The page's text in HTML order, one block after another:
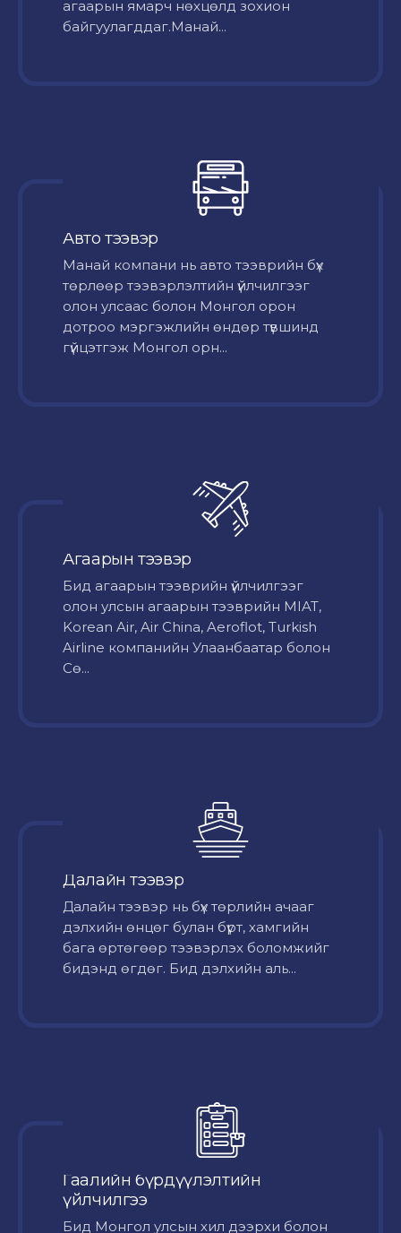
агаарын ямарч нөхцөлд зохион
байгуулагддаг.Манай...
Авто тээвэр
Mанай компани нь авто тээврийн бүх
төрлөөр тээвэрлэлтийн үйлчилгээг
олон улсаас болон Монгол орон
дотроо мэргэжлийн өндөр түвшинд
гүйцэтгэж Монгол орн...
Агаарын тээвэр
Бид агаарын тээврийн үйлчилгээг
олон улсын агаарын тээврийн MIAT,
Korean Air, Air China, Aeroflot, Turkish
Airline компанийн Улаанбаатар болон
Сө...
Далайн тээвэр
Далайн тээвэр нь бүх төрлийн ачааг
дэлхийн өнцөг булан бүрт, хамгийн
бага өртөгөөр тээвэрлэх боломжийг
бидэнд өгдөг. Бид дэлхийн аль...
Гаалийн бүрдүүлэлтийн
үйлчилгээ
Бид Монгол улсын хил дээрхи болон